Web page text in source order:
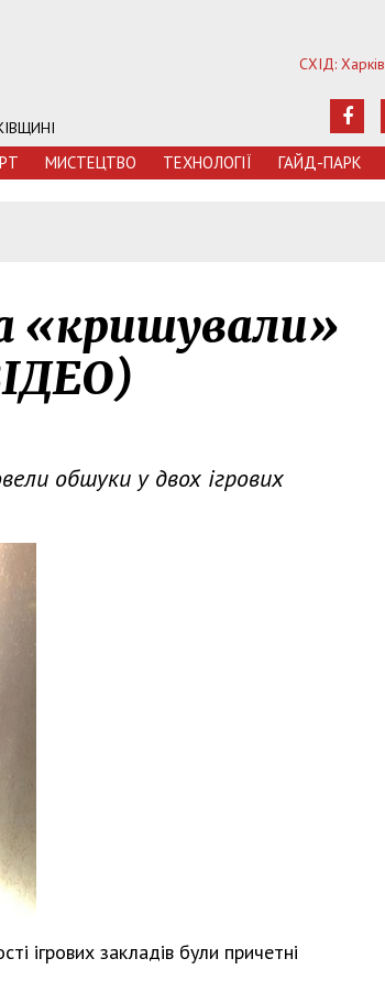
СХІД: Харків
МИСТЕЦТВО ТЕХНОЛОГIЇ ГАЙД-ПАРК
«кришували»
обшуки у двох ігрових
ігрових закладів були причетні